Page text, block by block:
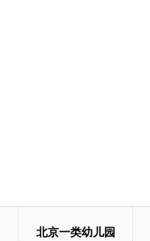
北京一类幼儿园